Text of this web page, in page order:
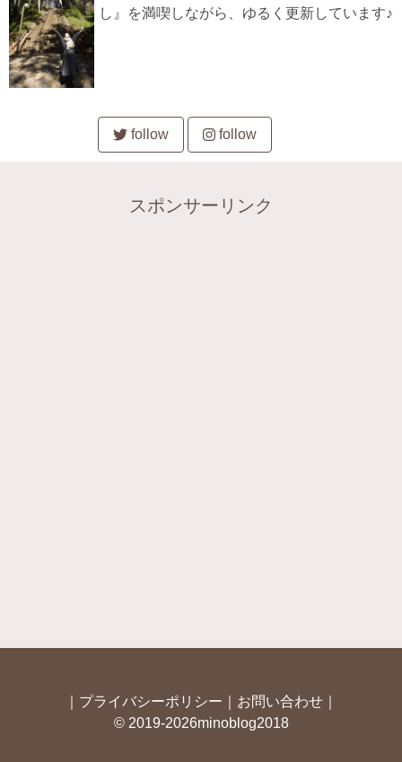
し』を満喫しながら、ゆるく更新しています♪
follow follow
スポンサーリンク
プライバシーポリシー お問い合わせ
© 2019-2026minoblog2018